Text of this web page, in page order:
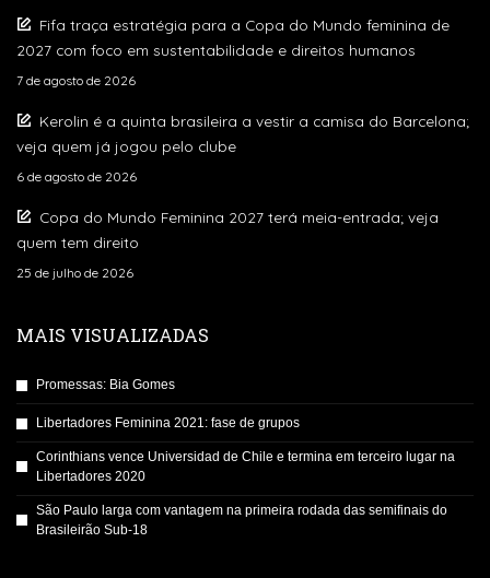
Fifa traça estratégia para a Copa do Mundo feminina de
2027 com foco em sustentabilidade e direitos humanos
7 de agosto de 2026
Kerolin é a quinta brasileira a vestir a camisa do Barcelona;
veja quem já jogou pelo clube
6 de agosto de 2026
Copa do Mundo Feminina 2027 terá meia-entrada; veja
quem tem direito
25 de julho de 2026
MAIS VISUALIZADAS
Promessas: Bia Gomes
Libertadores Feminina 2021: fase de grupos
Corinthians vence Universidad de Chile e termina em terceiro lugar na
Libertadores 2020
São Paulo larga com vantagem na primeira rodada das semifinais do
Brasileirão Sub-18